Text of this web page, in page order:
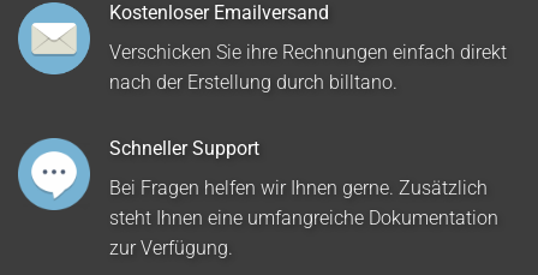
Kostenloser Emailversand
Verschicken Sie ihre Rechnungen einfach direkt
nach der Erstellung durch billtano.
Schneller Support
Bei Fragen helfen wir Ihnen gerne. Zusätzlich
steht Ihnen eine umfangreiche Dokumentation
zur Verfügung.